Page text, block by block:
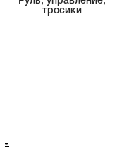
тросики